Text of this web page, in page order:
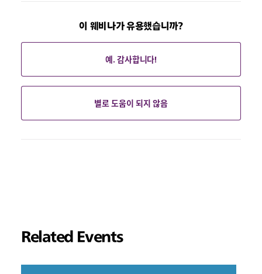
이 웨비나가 유용했습니까?
예. 감사합니다!
별로 도움이 되지 않음
Related Events